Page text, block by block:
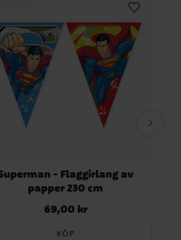
- Flaggirlang av
papper 230 cm
Pris:69,00 kr
69,00 kr
KÖP